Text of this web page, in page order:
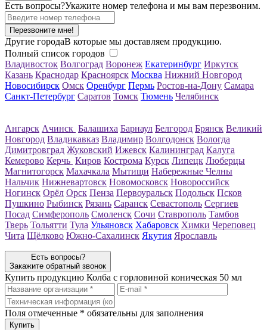
Есть вопросы?Укажите номер телефона и мы вам перезвоним.
Перезвоните мне!
Другие городаВ которые мы доставляем продукцию.
Полный список городов
Владивосток Волгоград Воронеж Екатеринбург Иркутск
Казань Краснодар Красноярск Москва Нижний Новгород
Новосибирск Омск Оренбург Пермь Ростов-на-Дону Самара
Санкт-Петербург Саратов Томск Тюмень Челябинск
Ангарск Ачинск Балашиха Барнаул Белгород Брянск Великий
Новгород Владикавказ Владимир Волгодонск Вологда
Димитровград Жуковский Ижевск Калининград Калуга
Кемерово Керчь Киров Кострома Курск Липецк Люберцы
Магнитогорск Махачкала Мытищи Набережные Челны
Нальчик Нижневартовск Новомосковск Новороссийск
Ногинск Орёл Орск Пенза Первоуральск Подольск Псков
Пушкино Рыбинск Рязань Саранск Севастополь Сергиев
Посад Симферополь Смоленск Сочи Ставрополь Тамбов
Тверь Тольятти Тула Ульяновск Хабаровск Химки Череповец
Чита Щёлково Южно-Сахалинск Якутия Ярославль
Есть вопросы?
Закажите обратный звонок
Купить продукцию Колба с горловиной коническая 50 мл
Поля отмеченные * обязательны для заполнения